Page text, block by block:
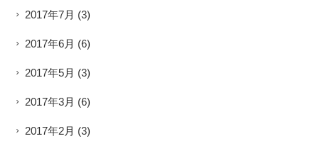
2017年7月 (3)
2017年6月 (6)
2017年5月 (3)
2017年3月 (6)
2017年2月 (3)